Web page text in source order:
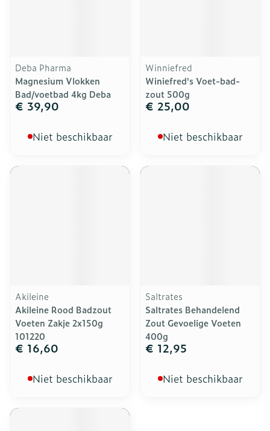
Deba Pharma
Magnesium Vlokken
Bad/voetbad 4kg Deba
€ 39,90
Niet beschikbaar
Winniefred
Winiefred's Voet-bad-
zout 500g
€ 25,00
Niet beschikbaar
Akileine
Akileine Rood Badzout
Voeten Zakje 2x150g
101220
€ 16,60
Niet beschikbaar
Saltrates
Saltrates Behandelend
Zout Gevoelige Voeten
400g
€ 12,95
Niet beschikbaar